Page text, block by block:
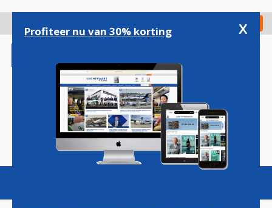
gaan
Check in
Magazine Podcasts Vacatures
Profiteer nu van 30% korting x